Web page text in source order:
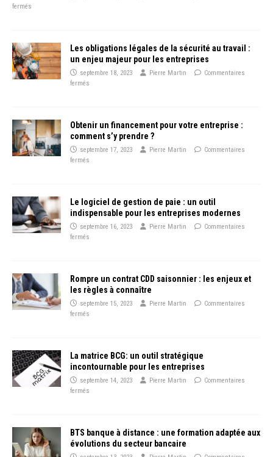
fermés
Les obligations légales de la sécurité au travail :
un enjeu majeur pour les entreprises
septembre 18, 2023 Pierre Martin
Commentaires
fermés
Obtenir un financement pour votre entreprise :
comment s’y prendre ?
septembre 17, 2023 Pierre Martin
Commentaires
fermés
Le logiciel de gestion de paie : un outil
indispensable pour les entreprises modernes
septembre 16, 2023 Pierre Martin
Commentaires
fermés
Rompre un contrat CDD saisonnier : les enjeux et
les règles à connaître
septembre 15, 2023 Pierre Martin
Commentaires
fermés
La matrice BCG: un outil stratégique
incontournable pour les entreprises
septembre 14, 2023 Pierre Martin
Commentaires
fermés
BTS banque à distance : une formation adaptée aux
évolutions du secteur bancaire